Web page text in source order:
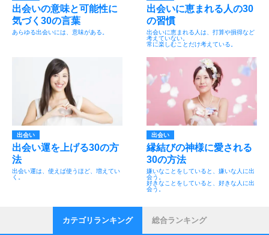
出会いの意味と可能性に
気づく30の言葉
あらゆる出会いには、意味がある。
出会いに恵まれる人の30
の習慣
出会いに恵まれる人は、打算や損得など
考えていない。
常に楽しむことだけ考えている。
出会い
出会い運を上げる30の方
法
出会い運は、使えば使うほど、増えてい
く。
出会い
縁結びの神様に愛される
30の方法
嫌いなことをしていると、嫌いな人に出
会う。
好きなことをしていると、好きな人に出
会う。
カテゴリランキング 総合ランキング